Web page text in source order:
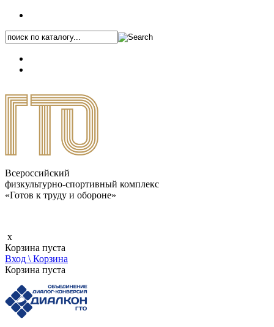
Всероссийский
физкультурно-спортивный комплекс
«Готов к труду и обороне»
x
Корзина пуста
Вход \ Корзина
Корзина пуста